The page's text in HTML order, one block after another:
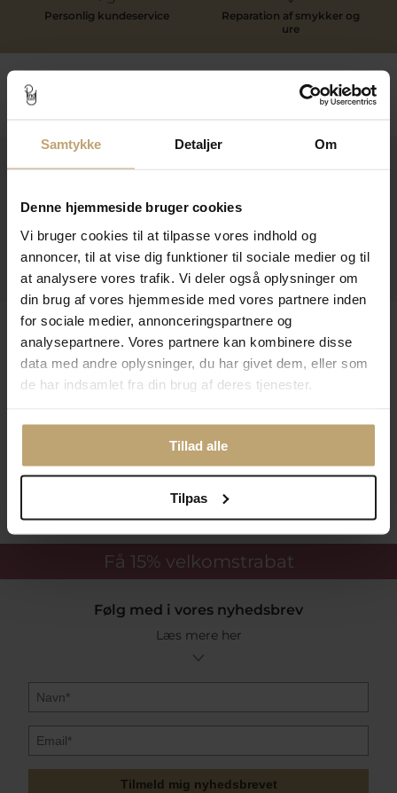
Samtykke Detaljer Om
Denne hjemmeside bruger cookies
Vi bruger cookies til at tilpasse vores indhold og
annoncer, til at vise dig funktioner til sociale medier og til
at analysere vores trafik. Vi deler også oplysninger om
din brug af vores hjemmeside med vores partnere inden
for sociale medier, annonceringspartnere og
analysepartnere. Vores partnere kan kombinere disse
data med andre oplysninger, du har givet dem, eller som
de har indsamlet fra din brug af deres tjenester.
Tillad alle
Tilpas
Personlig kundeservice
Reparation af smykker og
ure
Kontakt
Åbningstider I Butikken
Information
Praktiske Sider
Leveringsmuligheder
Sikker Og Tryg E-Handel
Få 15% velkomstrabat
Følg med i vores nyhedsbrev
Læs mere her
Tilmeld mig nyhedsbrevet